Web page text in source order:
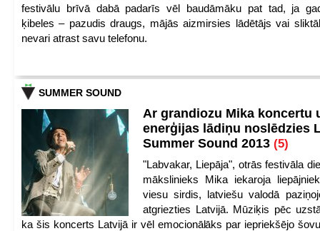
festivālu brīvā dabā padarīs vēl baudāmāku pat tad, ja
ķibeles – pazudis draugs, mājās aizmirsies lādētājs vai
nevari atrast savu telefonu.
SUMMER SOUND
Ar grandiozu Mika koncertu
enerģijas lādiņu noslēdzies
Summer Sound 2013 (5)
"Labvakar, Liepāja", otrās festivāla
mākslinieks Mika iekaroja
viesu sirdis, latviešu valodā
atgriezties Latvijā. Mūziķis pēc
ka šis koncerts Latvijā ir vēl emocionālāks par iepriekšējo